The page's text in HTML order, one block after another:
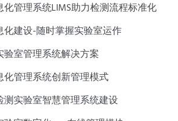
化管理系统LIMS助力检测流程标准化
化建设-随时掌握实验室运作
验室管理系统解决方案
化管理系统创新管理模式
测实验室智慧管理系统建设